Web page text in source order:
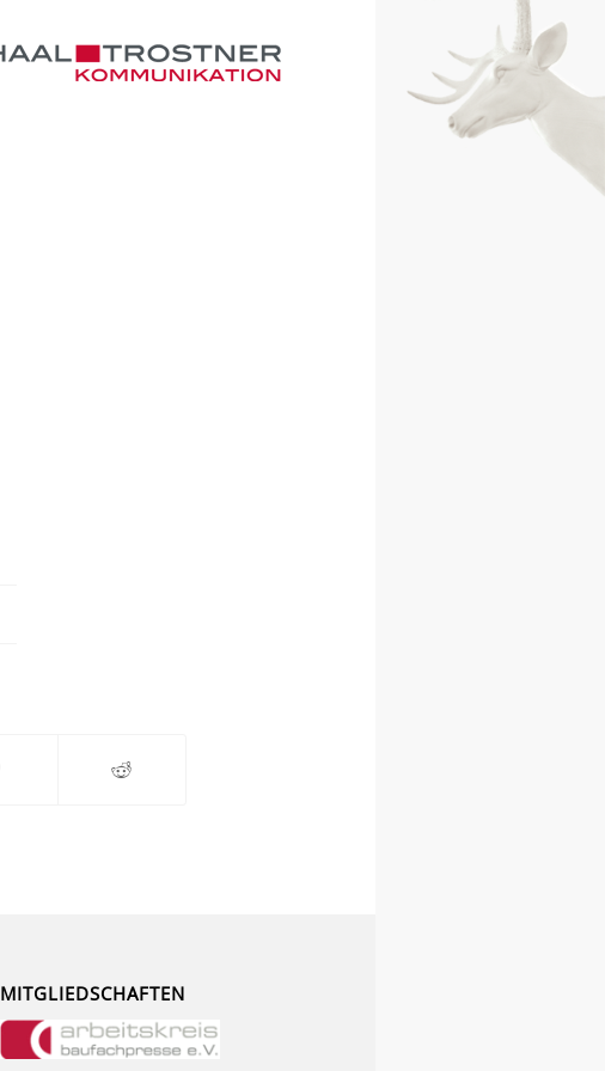
MITGLIEDSCHAFTEN